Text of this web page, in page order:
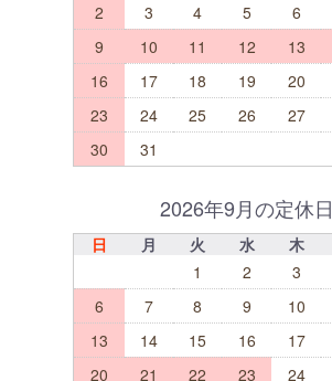
2
3 4 5 6
9
10 11 12 13
16
17 18 19 20
23
24 25 26 27
30
31
2026年9月の定休日
日 月 火 水 木
1
2 3
6
7 8 9 10
13
14 15 16 17
20
21 22 23 24